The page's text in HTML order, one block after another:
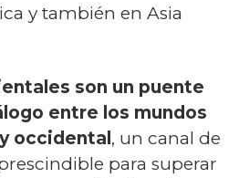
y también en Asia
son un puente
entre los mundos
occidental , un canal de
para superar